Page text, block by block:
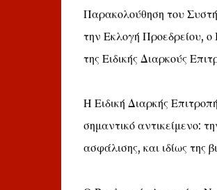
Παρακολούθηση του
την Εκλογή Προεδρείου,
της Ειδικής Διαρκούς
Η Ειδική Διαρκής
σημαντικό αντικείμενο:
ασφάλισης, και ιδίως της